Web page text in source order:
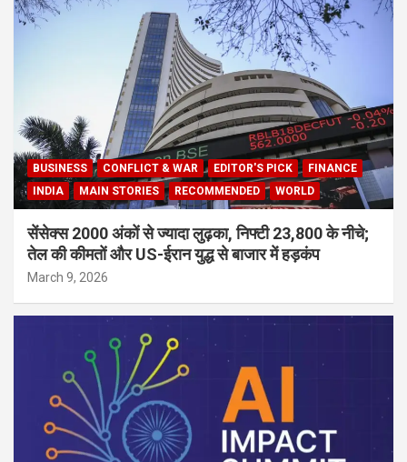
BUSINESS CONFLICT & WAR EDITOR'S PICK
FINANCE
INDIA
MAIN STORIES RECOMMENDED WORLD
सेंसेक्स 2000 अंकों से ज्यादा लुढ़का, निफ्टी 23,800 के नीचे;
तेल की कीमतों और US-ईरान युद्ध से बाजार में हड़कंप
March 9, 2026